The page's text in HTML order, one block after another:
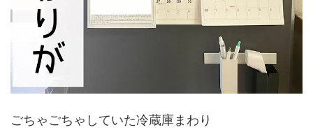
ごちゃごちゃしていた冷蔵庫まわり